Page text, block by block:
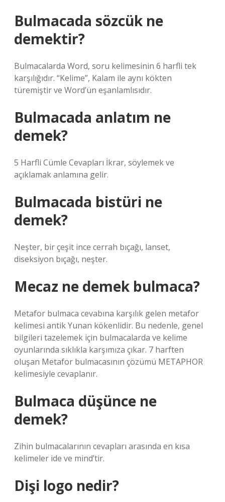
Bulmacada sözcük ne
demektir?
Bulmacalarda Word, soru kelimesinin 6 harfli tek
karşılığıdır. “Kelime”, Kalam ile aynı kökten
türemiştir ve Word’ün eşanlamlısıdır.
Bulmacada anlatım ne
demek?
5 Harfli Cümle Cevapları İkrar, söylemek ve
açıklamak anlamına gelir.
Bulmacada bistüri ne
demek?
Neşter, bir çeşit ince cerrah bıçağı, lanset,
diseksiyon bıçağı, neşter.
Mecaz ne demek bulmaca?
Metafor bulmaca cevabına karşılık gelen metafor
kelimesi antik Yunan kökenlidir. Bu nedenle, genel
bilgileri tazelemek için bulmacalarda ve kelime
oyunlarında sıklıkla karşımıza çıkar. 7 harften
oluşan Metafor bulmacasının çözümü METAPHOR
kelimesiyle cevaplanır.
Bulmaca düşünce ne
demek?
Zihin bulmacalarının cevapları arasında en kısa
kelimeler ide ve mind’tir.
Dişi logo nedir?